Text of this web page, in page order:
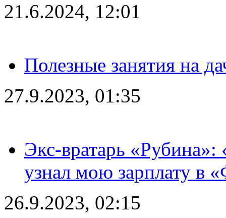
21.6.2024, 12:01
Полезные занятия на
27.9.2023, 01:35
Экс-вратарь «Рубина»:
узнал мою зарплату в
26.9.2023, 02:15